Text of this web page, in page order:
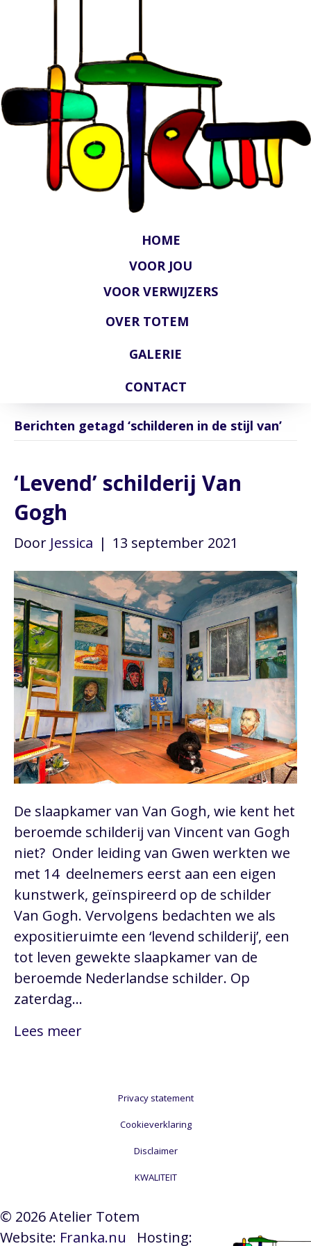
HOME
VOOR JOU
VOOR VERWIJZERS
OVER TOTEM
GALERIE
CONTACT
Berichten getagd ‘schilderen in de stijl van’
‘Levend’ schilderij Van
Gogh
Door Jessica | 13 september 2021
De slaapkamer van Van Gogh, wie kent het
beroemde schilderij van Vincent van Gogh
niet? Onder leiding van Gwen werkten we
met 14 deelnemers eerst aan een eigen
kunstwerk, geïnspireerd op de schilder
Van Gogh. Vervolgens bedachten we als
expositieruimte een ‘levend schilderij’, een
tot leven gewekte slaapkamer van de
beroemde Nederlandse schilder. Op
zaterdag…
Lees meer
Privacy statement
Cookieverklaring
Disclaimer
KWALITEIT
© 2026 Atelier Totem
Website: Franka.nu Hosting: